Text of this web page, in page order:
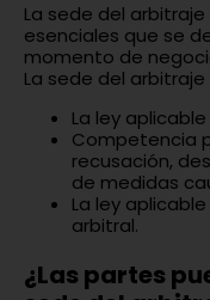
La sede del
esenciales que se
momento de
La sede del
La ley
Competencia
recusación,
de medidas
La ley
arbitral.
¿Las partes